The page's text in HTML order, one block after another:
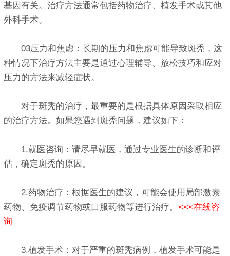
基因有关。治疗方法通常包括药物治疗、植发手术或其他
外科手术。
03压力和焦虑：长期的压力和焦虑可能导致斑秃，这
种情况下治疗方法主要是通过心理辅导、放松技巧和应对
压力的方法来减轻症状。
对于斑秃的治疗，最重要的是根据具体原因采取相应
的治疗方法。如果您遇到斑秃问题，建议如下：
1.就医咨询：请尽早就医，通过专业医生的诊断和评
估，确定斑秃的原因。
2.药物治疗：根据医生的建议，可能会使用局部激素
药物、免疫调节药物或口服药物等进行治疗。 <<<在线咨
询
3.植发手术：对于严重的斑秃病例，植发手术可能是